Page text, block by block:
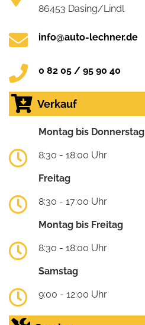
86453 Dasing/Lindl
info@auto-lechner.de
0 82 05 / 95 90 40
Verkauf
Montag bis Donnerstag
8:30 - 18:00 Uhr
Freitag
8:30 - 17:00 Uhr
Montag bis Freitag
8:30 - 18:00 Uhr
Samstag
9:00 - 12:00 Uhr